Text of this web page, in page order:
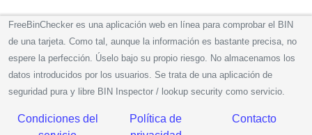
FreeBinChecker es una aplicación web en línea para comprobar el BIN
de una tarjeta. Como tal, aunque la información es bastante precisa, no
espere la perfección. Úselo bajo su propio riesgo. No almacenamos los
datos introducidos por los usuarios. Se trata de una aplicación de
seguridad pura y libre BIN Inspector / lookup security como servicio.
Condiciones del
Política de
Contacto